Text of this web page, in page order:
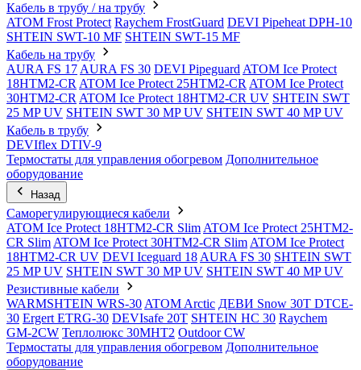
Кабель в трубу / на трубу
ATOM Frost Protect Raychem FrostGuard DEVI Pipeheat DPH-10
SHTEIN SWT-10 MF SHTEIN SWT-15 MF
Кабель на трубу
AURA FS 17 AURA FS 30 DEVI Pipeguard ATOM Ice Protect
18HTM2-CR ATOM Ice Protect 25HTM2-CR ATOM Ice Protect
30HTM2-CR ATOM Ice Protect 18HTM2-CR UV SHTEIN SWT
25 MP UV SHTEIN SWT 30 MP UV SHTEIN SWT 40 MP UV
Кабель в трубу
DEVIflex DTIV-9
Термостаты для управления обогревом Дополнительное
оборудование
Назад
Саморегулирующиеся кабели
ATOM Ice Protect 18HTM2-CR Slim ATOM Ice Protect 25HTM2-
CR Slim ATOM Ice Protect 30HTM2-CR Slim ATOM Ice Protect
18HTM2-CR UV DEVI Iceguard 18 AURA FS 30 SHTEIN SWT
25 MP UV SHTEIN SWT 30 MP UV SHTEIN SWT 40 MP UV
Резистивные кабели
WARMSHTEIN WRS-30 ATOM Arctic ДЕВИ Snow 30T DTCE-
30 Ergert ETRG-30 DEVIsafe 20T SHTEIN HC 30 Raychem
GM-2CW Теплолюкс 30МНТ2 Outdoor CW
Термостаты для управления обогревом Дополнительное
оборудование